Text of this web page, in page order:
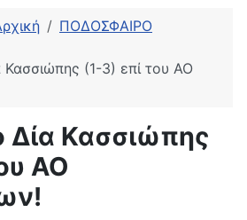
ΠΟΔΟΣΦΑΙΡΟ
Κασσιώπης (1-3) επί του ΑΟ
Δία Κασσιώπης
ΑΟ